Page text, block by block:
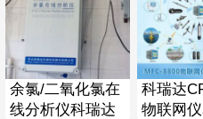
余氯/二氧化氯在
线分析仪科瑞达
科瑞达
物联网